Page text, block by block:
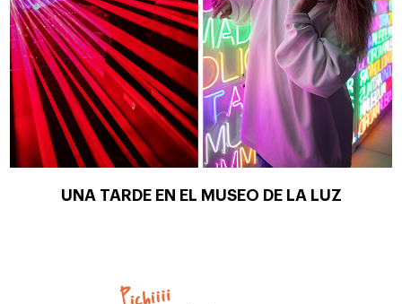
UNA TARDE EN EL MUSEO DE LA LUZ